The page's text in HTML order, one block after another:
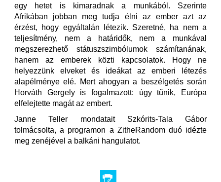
egy hetet is kimaradnak a munkából. Szerinte
Afrikában jobban meg tudja élni az ember azt az
érzést, hogy egyáltalán létezik. Szeretné, ha nem a
teljesítmény, nem a határidők, nem a munkával
megszerezhető státuszszimbólumok számítanának,
hanem az emberek közti kapcsolatok. Hogy ne
helyezzünk elveket és ideákat az emberi létezés
alapélménye elé. Mert ahogyan a beszélgetés során
Horváth Gergely is fogalmazott: úgy tűnik, Európa
elfelejtette magát az embert.
Janne Teller mondatait Szkórits-Tala Gábor
tolmácsolta, a programon a ZitheRandom duó idézte
meg zenéjével a balkáni hangulatot.